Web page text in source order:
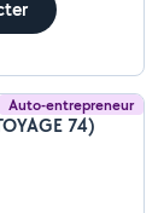
Auto-entrepreneur
74)